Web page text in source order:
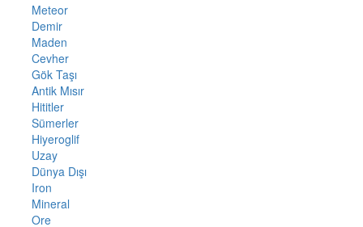
Meteor
Demir
Maden
Cevher
Gök Taşı
Antik Mısır
Hititler
Sümerler
Hiyeroglif
Uzay
Dünya Dışı
Iron
Mineral
Ore